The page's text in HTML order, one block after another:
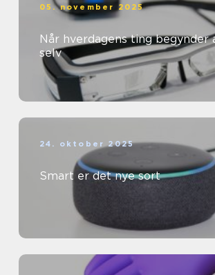
05. november 2025
Når hverdagens ting
selv
24. oktober 2025
Smart er det nye sort